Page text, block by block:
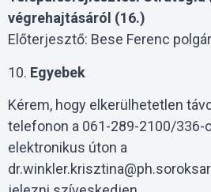
végrehajtásáról (16.)
Előterjesztő: Bese Ferenc
10. Egyebek
Kérem, hogy elkerülhetetlen
telefonon a 061-289-2100/336-
elektronikus úton a